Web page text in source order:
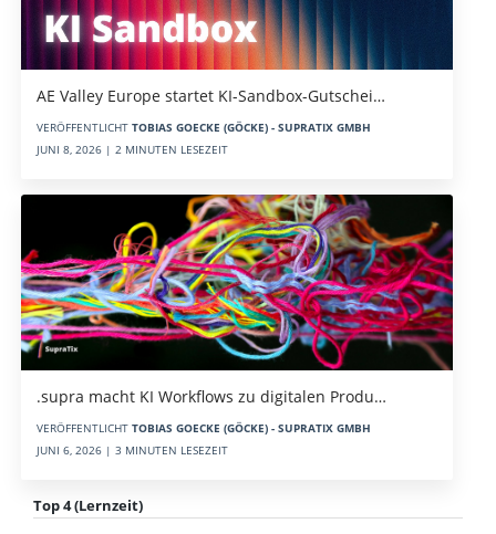
AE Valley Europe startet KI-Sandbox-Gutschei…
VERÖFFENTLICHT TOBIAS GOECKE (GÖCKE) - SUPRATIX GMBH
JUNI 8, 2026 | 2 MINUTEN LESEZEIT
.supra macht KI Workflows zu digitalen Produ…
VERÖFFENTLICHT TOBIAS GOECKE (GÖCKE) - SUPRATIX GMBH
JUNI 6, 2026 | 3 MINUTEN LESEZEIT
Top 4 (Lernzeit)